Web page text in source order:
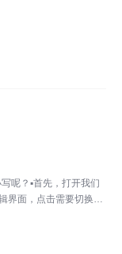
呢？▪首先，打开我们
界面，点击需要切换中